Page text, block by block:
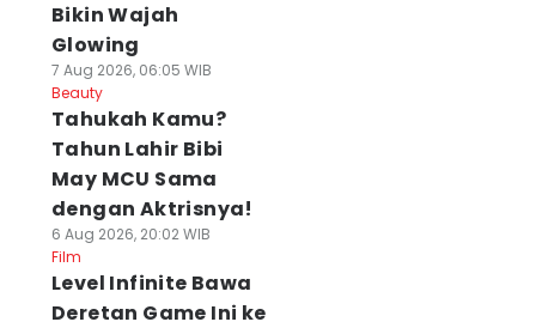
Bikin Wajah
Glowing
7 Aug 2026, 06:05 WIB
Beauty
Tahukah Kamu?
Tahun Lahir Bibi
May MCU Sama
dengan Aktrisnya!
6 Aug 2026, 20:02 WIB
Film
Level Infinite Bawa
Deretan Game Ini ke